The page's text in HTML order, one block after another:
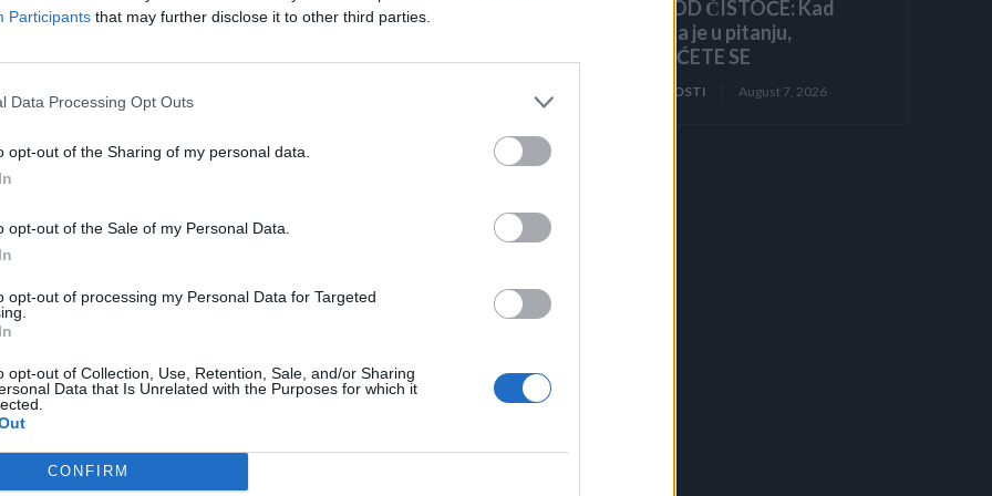
Participants that may further disclose it to other third parties.
Data Processing Opt Outs
opt-out of the Sharing of my personal data.
opt-out of the Sale of my Personal Data.
opt-out of processing my Personal Data for Targeted
opt-out of Collection, Use, Retention, Sale, and/or Sharing
Data that Is Unrelated with the Purposes for which it
CONFIRM
u krv
koje naše tijelo može da koristi
skladišti i isporučuje glukozu našem mozgu i tijelu
štitne žlijezde.
na simptome oboljenja jetre.
nivoa toksina u krvi, koje jetra uslijed slabljenja ne
znak mogućeg oštećenja jetre. Kako bi jetra bila
putem tjelesnih tečnosti. Kada ne dobija dovoljno
izgled, kao što je crvenilo na šakama i stopalima, žuta
BLISTA OD ČISTOĆE: Kad
čujete šta je u pitanju,
ZGROZIĆETE SE
ZANIMLJIVOSTI August 7, 2026